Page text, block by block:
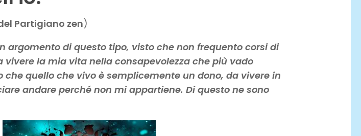
Partigiano zen)
argomento di questo tipo, visto che non frequento corsi di
vivere la mia vita nella consapevolezza che più vado
quello che vivo è semplicemente un dono, da vivere in
andare perché non mi appartiene. Di questo ne sono